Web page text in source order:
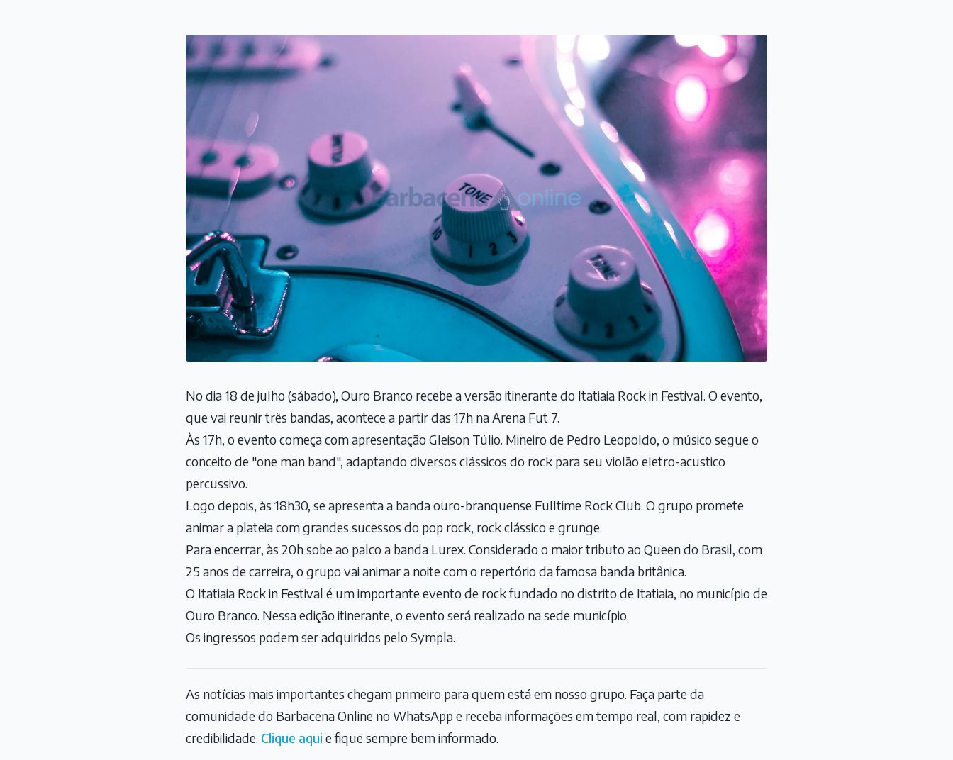
No dia 18 de julho (sábado), Ouro Branco recebe a versão itinerante do Itatiaia Rock in Festival. O evento,
que vai reunir três bandas, acontece a partir das 17h na Arena Fut 7.
Às 17h, o evento começa com apresentação Gleison Túlio. Mineiro de Pedro Leopoldo, o músico segue o
conceito de "one man band", adaptando diversos clássicos do rock para seu violão eletro-acustico
percussivo.
Logo depois, às 18h30, se apresenta a banda ouro-branquense Fulltime Rock Club. O grupo promete
animar a plateia com grandes sucessos do pop rock, rock clássico e grunge.
Para encerrar, às 20h sobe ao palco a banda Lurex. Considerado o maior tributo ao Queen do Brasil, com
25 anos de carreira, o grupo vai animar a noite com o repertório da famosa banda britânica.
O Itatiaia Rock in Festival é um importante evento de rock fundado no distrito de Itatiaia, no município de
Ouro Branco. Nessa edição itinerante, o evento será realizado na sede município.
Os ingressos podem ser adquiridos pelo Sympla.
As notícias mais importantes chegam primeiro para quem está em nosso grupo. Faça parte da
comunidade do Barbacena Online no WhatsApp e receba informações em tempo real, com rapidez e
credibilidade. Clique aqui e fique sempre bem informado.